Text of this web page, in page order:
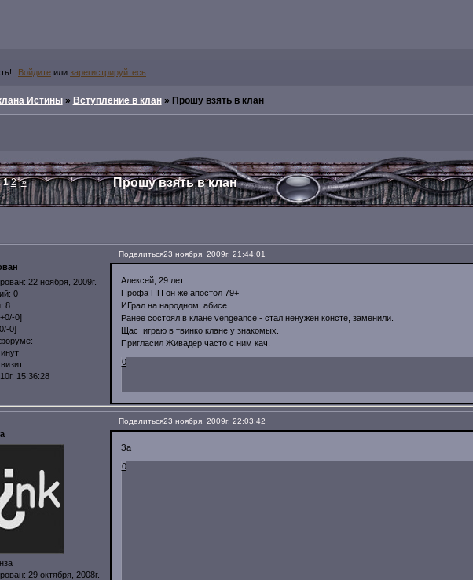
Войдите или зарегистрируйтесь
Истины » Вступление в клан » Прошу взять в клан
Прошу взять в клан
1 2 »
Поделиться23 ноября, 2009г. 21:44:01
: 22 ноября, 2009г.
0
8
[+0/-0]
0]
15:36:28
Алексей, 29 лет
Профа ПП он же апостол 79+
ИГрал на народном, абисе
Ранее состоял в клане vengeance - стал ненужен консте, заменили.
Щас играю в твинко клане у знакомых.
Пригласил Живадер часто с ним кач.
0
Поделиться23 ноября, 2009г. 22:03:42
: 29 октября, 2008г.
За
0